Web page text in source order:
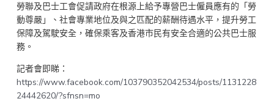
勞聯及巴士工會促請政府在根源上給予專營巴士僱員應有的「勞
動尊嚴」、社會專業地位及與之匹配的薪酬待遇水平，提升勞工
保障及駕駛安全，確保乘客及香港市民有安全合適的公共巴士服
務。
記者會即睇：
https://www.facebook.com/103790352042534/posts/1131228
24442620/?sfnsn=mo